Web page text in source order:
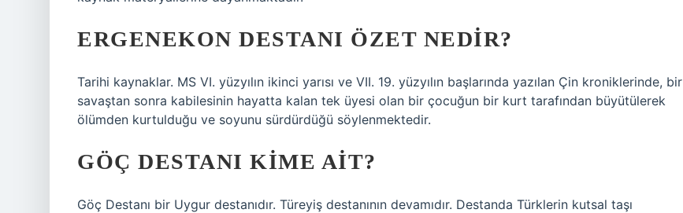
ERGENEKON DESTANI ÖZET NEDIR?
Tarihi kaynaklar. MS VI. yüzyılın ikinci yarısı ve VII. 19. yüzyılın başlarında yazılan Çin kroniklerinde, bir
savaştan sonra kabilesinin hayatta kalan tek üyesi olan bir çocuğun bir kurt tarafından büyütülerek
ölümden kurtulduğu ve soyunu sürdürdüğü söylenmektedir.
GÖÇ DESTANI KIME AIT?
Göç Destanı bir Uygur destanıdır. Türeyiş destanının devamıdır. Destanda Türklerin kutsal taşı